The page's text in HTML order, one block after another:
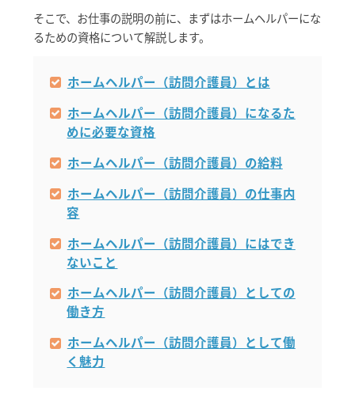
そこで、お仕事の説明の前に、まずはホームヘルパーにな
るための資格について解説します。
ホームヘルパー（訪問介護員）とは
ホームヘルパー（訪問介護員）になるた
めに必要な資格
ホームヘルパー（訪問介護員）の給料
ホームヘルパー（訪問介護員）の仕事内
容
ホームヘルパー（訪問介護員）にはでき
ないこと
ホームヘルパー（訪問介護員）としての
働き方
ホームヘルパー（訪問介護員）として働
く魅力